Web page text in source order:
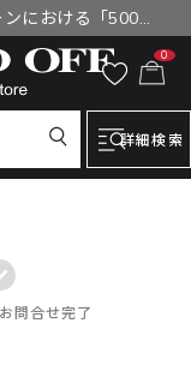
における「500円
について
0
詳細検索
お問合せ完了